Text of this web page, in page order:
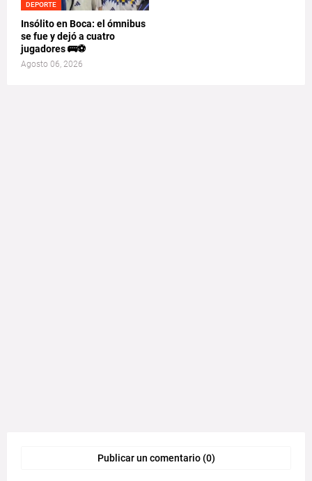
DEPORTE
Insólito en Boca: el ómnibus
se fue y dejó a cuatro
jugadores 🚌⚽
Agosto 06, 2026
Publicar un comentario (0)